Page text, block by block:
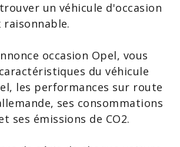
un véhicule d'occasion
occasion Opel, vous
duvéhicule
, les performances sur route
ses consommations
ses émissions de CO2.